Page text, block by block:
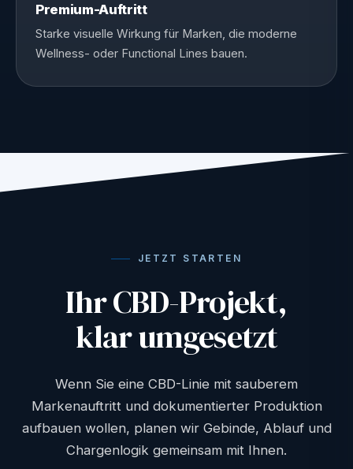
Premium-Auftritt
Starke visuelle Wirkung für Marken, die moderne
Wellness- oder Functional Lines bauen.
JETZT STARTEN
Ihr CBD-Projekt,
klar umgesetzt
Wenn Sie eine CBD-Linie mit sauberem
Markenauftritt und dokumentierter Produktion
aufbauen wollen, planen wir Gebinde, Ablauf und
Chargenlogik gemeinsam mit Ihnen.